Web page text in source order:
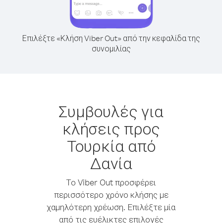
Επιλέξτε «Κλήση Viber Out» από την κεφαλίδα της
συνομιλίας
Συμβουλές για
κλήσεις προς
Τουρκία από
Δανία
Το Viber Out προσφέρει
περισσότερο χρόνο κλήσης με
χαμηλότερη χρέωση. Επιλέξτε μία
από τις ευέλικτες επιλογές